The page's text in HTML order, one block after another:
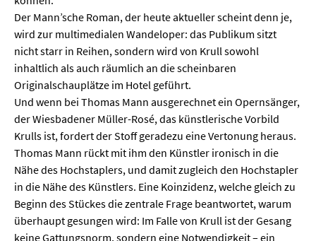
Der Mann’sche Roman, der heute aktueller scheint denn je,
wird zur multimedialen Wandeloper: das Publikum sitzt
nicht starr in Reihen, sondern wird von Krull sowohl
inhaltlich als auch räumlich an die scheinbaren
Originalschauplätze im Hotel geführt.
Und wenn bei Thomas Mann ausgerechnet ein Opernsänger,
der Wiesbadener Müller-Rosé, das künstlerische Vorbild
Krulls ist, fordert der Stoff geradezu eine Vertonung heraus.
Thomas Mann rückt mit ihm den Künstler ironisch in die
Nähe des Hochstaplers, und damit zugleich den Hochstapler
in die Nähe des Künstlers. Eine Koinzidenz, welche gleich zu
Beginn des Stückes die zentrale Frage beantwortet, warum
überhaupt gesungen wird: Im Falle von Krull ist der Gesang
keine Gattungsnorm, sondern eine Notwendigkeit – ein